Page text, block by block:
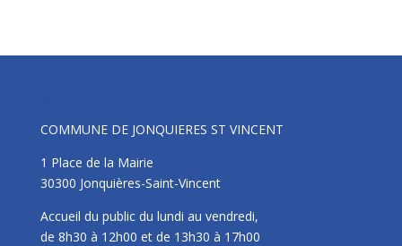
COMMUNE DE JONQUIERES ST VINCENT
1 Place de la Mairie
30300 Jonquières-Saint-Vincent
Accueil du public du lundi au vendredi,
de 8h30 à 12h00 et de 13h30 à 17h00